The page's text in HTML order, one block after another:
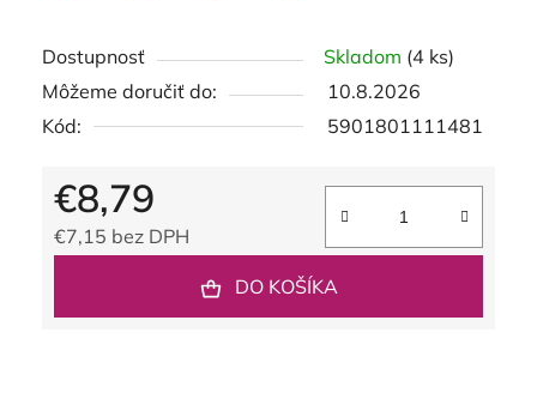
Dostupnosť Skladom (4 ks)
Môžeme doručiť do:
10.8.2026
Kód:
5901801111481
€8,79
€7,15 bez DPH
DO KOŠÍKA